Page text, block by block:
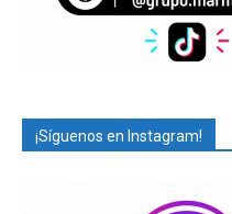
¡Síguenos en Instagram!